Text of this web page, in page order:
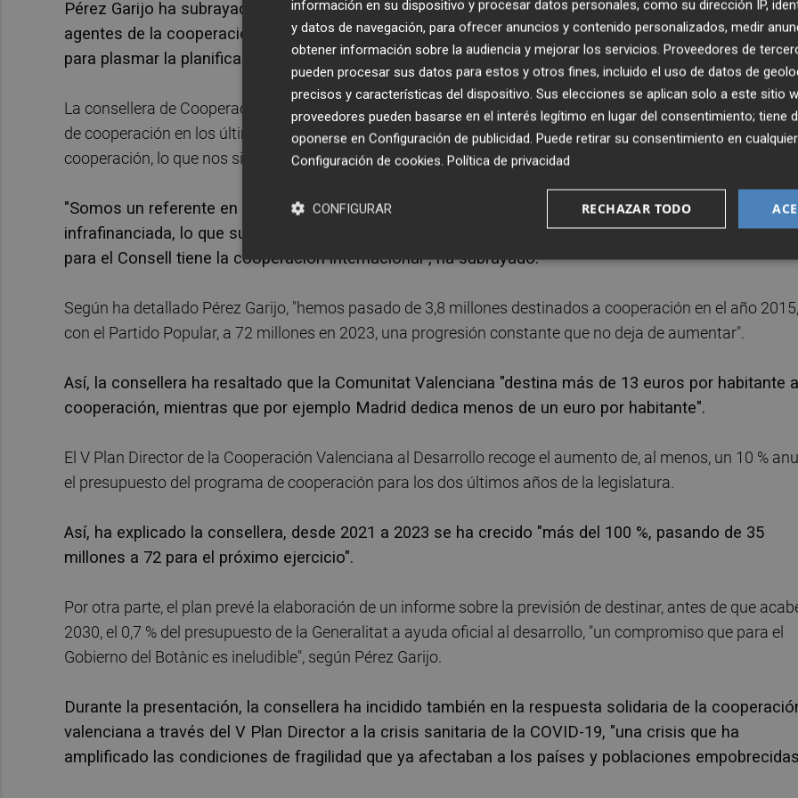
Pérez Garijo ha subrayado el "amplio proceso participativo y de consenso" con entidades,
agentes de la cooperación y sociedad civil, "que han sido los grandes protagonistas en su
para plasmar la planificación estratégica en materia de cooperación para los próximos años.
La consellera de Cooperación ha destacado el esfuerzo presupuestario del Gobierno valenciano en materia
de cooperación en los últimos años y ha anunciado que las cuentas para 2023 "destinan 72 millones a
cooperación, lo que nos sitúa como la autonomía que más recursos dedica".
"Somos un referente en el conjunto del Estado y a nivel europeo, a pesar de ser la autonomía más
infrafinanciada, lo que supone que el esfuerzo sea mucho mayor y pone en valor la importancia que
para el Consell tiene la cooperación internacional", ha subrayado.
Según ha detallado Pérez Garijo, "hemos pasado de 3,8 millones destinados a cooperación en el año 2015,
con el Partido Popular, a 72 millones en 2023, una progresión constante que no deja de aumentar".
Así, la consellera ha resaltado que la Comunitat Valenciana "destina más de 13 euros por habitante a
cooperación, mientras que por ejemplo Madrid dedica menos de un euro por habitante".
El V Plan Director de la Cooperación Valenciana al Desarrollo recoge el aumento de, al menos, un 10 %
el presupuesto del programa de cooperación para los dos últimos años de la legislatura.
Así, ha explicado la consellera, desde 2021 a 2023 se ha crecido "más del 100 %, pasando de 35
millones a 72 para el próximo ejercicio".
Por otra parte, el plan prevé la elaboración de un informe sobre la previsión de destinar, antes de que
2030, el 0,7 % del presupuesto de la Generalitat a ayuda oficial al desarrollo, "un compromiso que para el
Gobierno del Botànic es ineludible", según Pérez Garijo.
Durante la presentación, la consellera ha incidido también en la respuesta solidaria de la
valenciana a través del V Plan Director a la crisis sanitaria de la COVID-19, "una crisis que ha
amplificado las condiciones de fragilidad que ya afectaban a los países y poblaciones
información en su dispositivo y procesar datos personales, como su dirección IP,
y datos de navegación, para ofrecer anuncios y contenido personalizados, medir
obtener información sobre la audiencia y mejorar los servicios. Proveedores de
pueden procesar sus datos para estos y otros fines, incluido el uso de datos de
precisos y características del dispositivo. Sus elecciones se aplican solo a este sitio
proveedores pueden basarse en el interés legítimo en lugar del consentimiento; tiene
oponerse en Configuración de publicidad. Puede retirar su consentimiento en
Configuración de cookies. Política de privacidad
RECHAZAR TODO
CONFIGURAR